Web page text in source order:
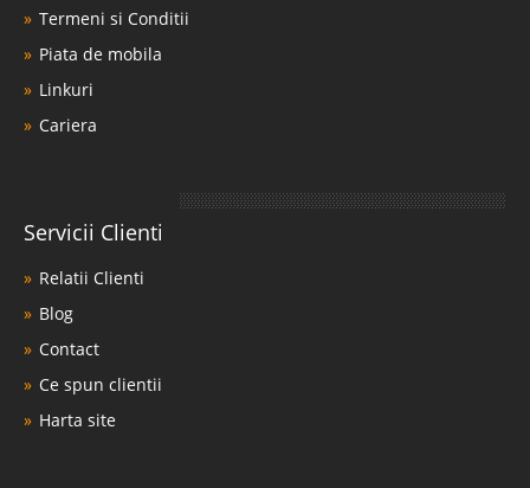
Termeni si Conditii
Piata de mobila
Linkuri
Cariera
Servicii Clienti
Relatii Clienti
Blog
Contact
Ce spun clientii
Harta site